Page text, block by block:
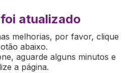
atualizado
melhorias, por favor, clique
abaixo.
aguarde alguns minutos e
a página.